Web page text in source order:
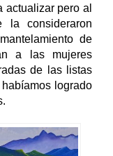
pero al
consideraron
de
a las mujeres
de las listas
logrado